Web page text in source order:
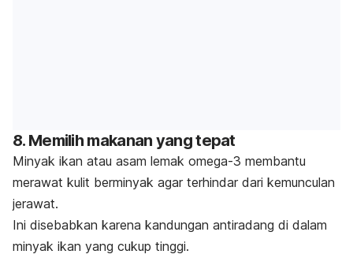
8. Memilih makanan yang tepat
Minyak ikan atau asam lemak omega-3 membantu
merawat kulit berminyak agar terhindar dari kemunculan
jerawat.
Ini disebabkan karena kandungan antiradang di dalam
minyak ikan yang cukup tinggi.